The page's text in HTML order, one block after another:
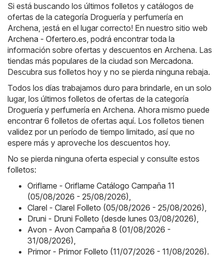
Si está buscando los últimos folletos y catálogos de
ofertas de la categoría Droguería y perfumería en
Archena, ¡está en el lugar correcto! En nuestro sitio web
Archena - Ofertero.es , podrá encontrar toda la
información sobre ofertas y descuentos en Archena. Las
tiendas más populares de la ciudad son Mercadona.
Descubra sus folletos hoy y no se pierda ninguna rebaja.
Todos los días trabajamos duro para brindarle, en un solo
lugar, los últimos folletos de ofertas de la categoría
Droguería y perfumería en Archena. Ahora mismo puede
encontrar 6 folletos de ofertas aquí. Los folletos tienen
validez por un período de tiempo limitado, así que no
espere más y aproveche los descuentos hoy.
No se pierda ninguna oferta especial y consulte estos
folletos:
Oriflame - Oriflame Catálogo Campaña 11
(05/08/2026 - 25/08/2026)
Clarel - Clarel Folleto (05/08/2026 - 25/08/2026)
Druni - Druni Folleto (desde lunes 03/08/2026)
Avon - Avon Campaña 8 (01/08/2026 -
31/08/2026)
Primor - Primor Folleto (11/07/2026 - 11/08/2026).